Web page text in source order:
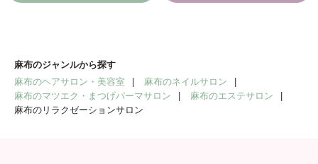
麻布のジャンルから探す
麻布のヘアサロン・美容室
麻布のネイルサロン
麻布のマツエク・まつげパーマサロン
麻布のエステサロン
麻布のリラクゼーションサロン